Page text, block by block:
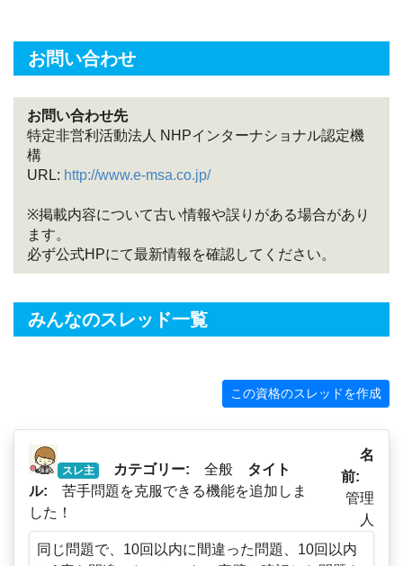
お問い合わせ
お問い合わせ先
特定非営利活動法人 NHPインターナショナル認定機
構
URL: http://www.e-msa.co.jp/
※掲載内容について古い情報や誤りがある場合があり
ます。
必ず公式HPにて最新情報を確認してください。
みんなのスレッド一覧
この資格のスレッドを作成
スレ主 カテゴリー: 全般タイト
ル: 苦手問題を克服できる機能を追加しま
した！
名
前:
管理
人
同じ問題で、10回以内に間違った問題、10回以内